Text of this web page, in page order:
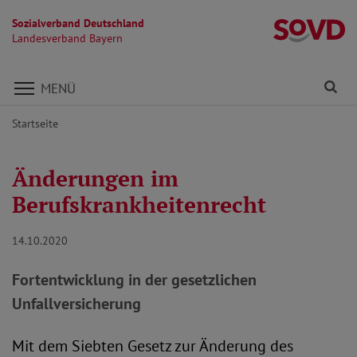
Sozialverband Deutschland
Landesverband Bayern
Direkt zu den Inhalten springen
MENÜ
Startseite
Änderungen im
Berufskrankheitenrecht
14.10.2020
Fortentwicklung in der gesetzlichen
Unfallversicherung
Mit dem Siebten Gesetz zur Änderung des